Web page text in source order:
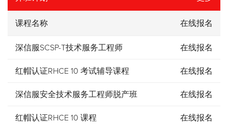
课程名称 在线报名
深信服SCSP-T技术服务工程师 在线报名
红帽认证RHCE 10 考试辅导课程 在线报名
深信服安全技术服务工程师脱产班 在线报名
红帽认证RHCE 10 课程 在线报名